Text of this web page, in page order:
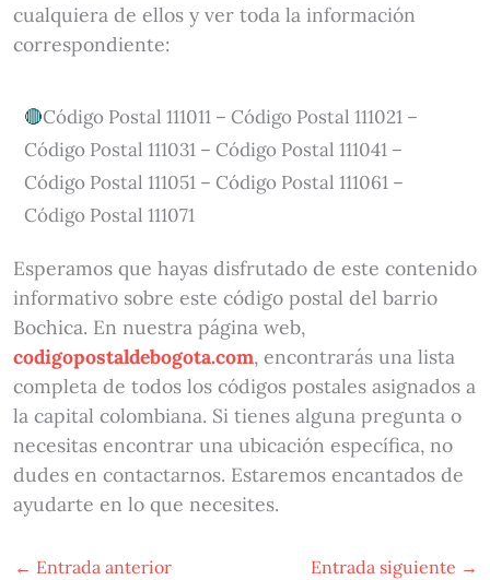
cualquiera de ellos y ver toda la información
correspondiente:
Código Postal 111011 – Código Postal 111021 –
Código Postal 111031 – Código Postal 111041 –
Código Postal 111051 – Código Postal 111061 –
Código Postal 111071
Esperamos que hayas disfrutado de este contenido
informativo sobre este código postal del barrio
Bochica. En nuestra página web,
codigopostaldebogota.com, encontrarás una lista
completa de todos los códigos postales asignados a
la capital colombiana. Si tienes alguna pregunta o
necesitas encontrar una ubicación específica, no
dudes en contactarnos. Estaremos encantados de
ayudarte en lo que necesites.
← Entrada anterior Entrada siguiente →